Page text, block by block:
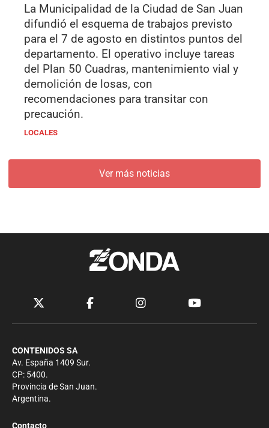
La Municipalidad de la Ciudad de San Juan
difundió el esquema de trabajos previsto
para el 7 de agosto en distintos puntos del
departamento. El operativo incluye tareas
del Plan 50 Cuadras, mantenimiento vial y
demolición de losas, con
recomendaciones para transitar con
precaución.
LOCALES
Ver más noticias
CONTENIDOS SA
Av. España 1409 Sur.
CP: 5400.
Provincia de San Juan.
Argentina.
Contacto